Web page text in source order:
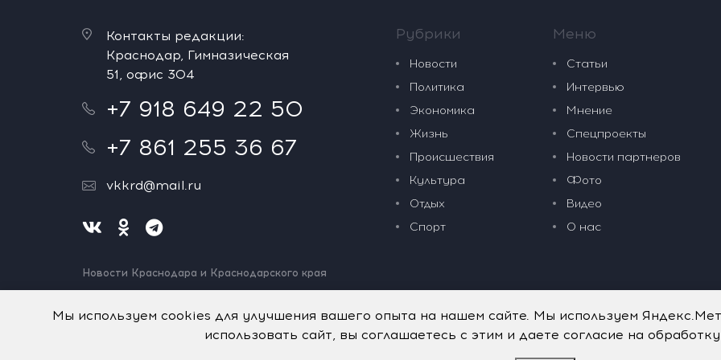
Контакты редакции:
Краснодар, Гимназическая
51, офис 304
+7 918 649 22 50
+7 861 255 36 67
vkkrd@mail.ru
Новости Краснодара и Краснодарского края
Нашли ошибку? Выделите и нажмите Ctrl+Enter.
Рубрики
Новости
Политика
Экономика
Жизнь
Происшествия
Культура
Отдых
Спорт
Меню
Статьи
Интервью
Мнение
Спецпроекты
Новости партнеров
Фото
Видео
О нас
Мы используем cookies для улучшения вашего опыта на нашем сайте. Мы используем
использовать сайт, вы соглашаетесь с этим и даете согласие на